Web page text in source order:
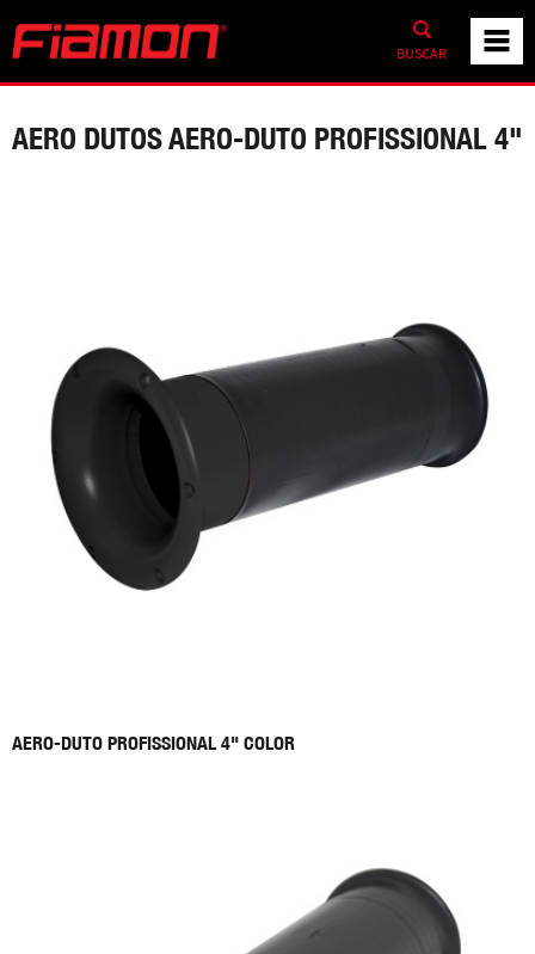
BUSCAR
AERO DUTOS AERO-DUTO PROFISSIONAL 4"
AERO-DUTO PROFISSIONAL 4" COLOR